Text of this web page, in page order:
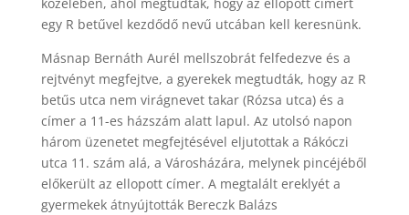
egy R betűvel kezdődő nevű utcában kell keresnünk.
Másnap Bernáth Aurél mellszobrát felfedezve és a
rejtvényt megfejtve, a gyerekek megtudták, hogy az R
betűs utca nem virágnevet takar (Rózsa utca) és a
címer a 11-es házszám alatt lapul. Az utolsó napon
három üzenetet megfejtésével eljutottak a Rákóczi
utca 11. szám alá, a Városházára, melynek pincéjéből
előkerült az ellopott címer. A megtalált ereklyét a
gyermekek átnyújtották Bereczk Balázs